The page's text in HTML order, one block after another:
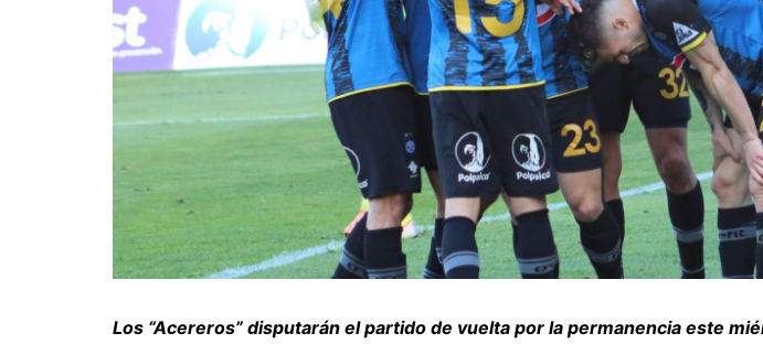
Los “Acereros” disputarán el partido de vuelta por la permanencia este